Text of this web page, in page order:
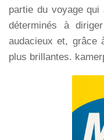
partie du voyage qui
déterminés à
audacieux et, grâce
plus brillantes.